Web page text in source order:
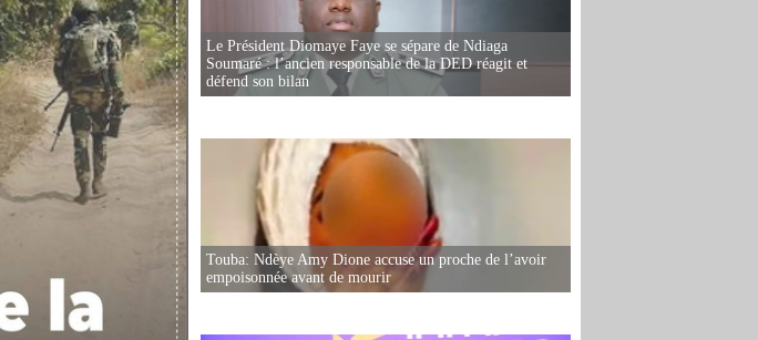
Le Président Diomaye Faye se sépare de Ndiaga
Soumaré : l’ancien responsable de la DED réagit et
défend son bilan
Touba: Ndèye Amy Dione accuse un proche de l’avoir
empoisonnée avant de mourir